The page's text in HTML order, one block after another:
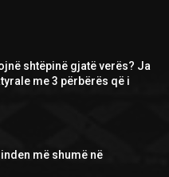
shtëpinë gjatë verës? Ja
me 3 përbërës që i
më shumë në